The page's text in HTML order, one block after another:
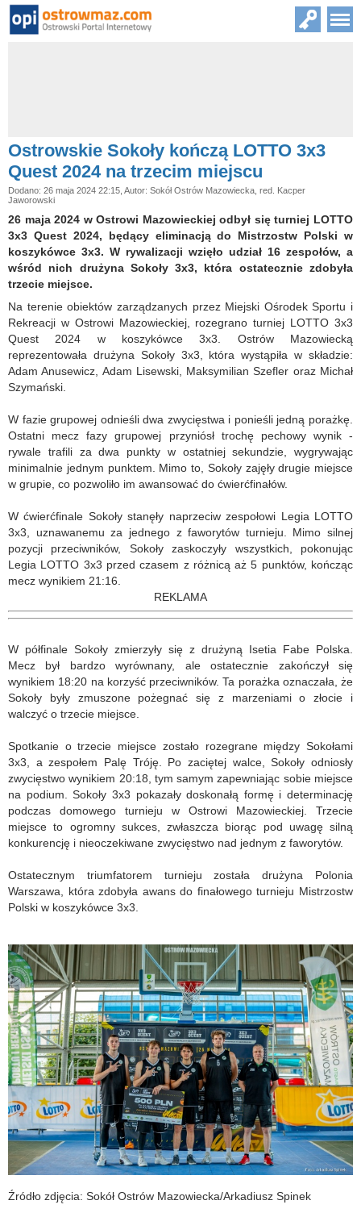
Ostrowskie Sokoły kończą LOTTO 3x3
Quest 2024 na trzecim miejscu
Dodano: 26 maja 2024 22:15, Autor: Sokół Ostrów Mazowiecka, red. Kacper
Jaworowski
26 maja 2024 w Ostrowi Mazowieckiej odbył się turniej LOTTO
3x3 Quest 2024, będący eliminacją do Mistrzostw Polski w
koszykówce 3x3. W rywalizacji wzięło udział 16 zespołów, a
wśród nich drużyna Sokoły 3x3, która ostatecznie zdobyła
trzecie miejsce.
Na terenie obiektów zarządzanych przez Miejski Ośrodek Sportu i
Rekreacji w Ostrowi Mazowieckiej, rozegrano turniej LOTTO 3x3
Quest 2024 w koszykówce 3x3. Ostrów Mazowiecką
reprezentowała drużyna Sokoły 3x3, która wystąpiła w składzie:
Adam Anusewicz, Adam Lisewski, Maksymilian Szefler oraz Michał
Szymański.
W fazie grupowej odnieśli dwa zwycięstwa i ponieśli jedną porażkę.
Ostatni mecz fazy grupowej przyniósł trochę pechowy wynik -
rywale trafili za dwa punkty w ostatniej sekundzie, wygrywając
minimalnie jednym punktem. Mimo to, Sokoły zajęły drugie miejsce
w grupie, co pozwoliło im awansować do ćwierćfinałów.
W ćwierćfinale Sokoły stanęły naprzeciw zespołowi Legia LOTTO
3x3, uznawanemu za jednego z faworytów turnieju. Mimo silnej
pozycji przeciwników, Sokoły zaskoczyły wszystkich, pokonując
Legia LOTTO 3x3 przed czasem z różnicą aż 5 punktów, kończąc
mecz wynikiem 21:16.
REKLAMA
W półfinale Sokoły zmierzyły się z drużyną Isetia Fabe Polska.
Mecz był bardzo wyrównany, ale ostatecznie zakończył się
wynikiem 18:20 na korzyść przeciwników. Ta porażka oznaczała, że
Sokoły były zmuszone pożegnać się z marzeniami o złocie i
walczyć o trzecie miejsce.
Spotkanie o trzecie miejsce zostało rozegrane między Sokołami
3x3, a zespołem Palę Tróję. Po zaciętej walce, Sokoły odniosły
zwycięstwo wynikiem 20:18, tym samym zapewniając sobie miejsce
na podium. Sokoły 3x3 pokazały doskonałą formę i determinację
podczas domowego turnieju w Ostrowi Mazowieckiej. Trzecie
miejsce to ogromny sukces, zwłaszcza biorąc pod uwagę silną
konkurencję i nieoczekiwane zwycięstwo nad jednym z faworytów.
Ostatecznym triumfatorem turnieju została drużyna Polonia
Warszawa, która zdobyła awans do finałowego turnieju Mistrzostw
Polski w koszykówce 3x3.
Źródło zdjęcia: Sokół Ostrów Mazowiecka/Arkadiusz Spinek